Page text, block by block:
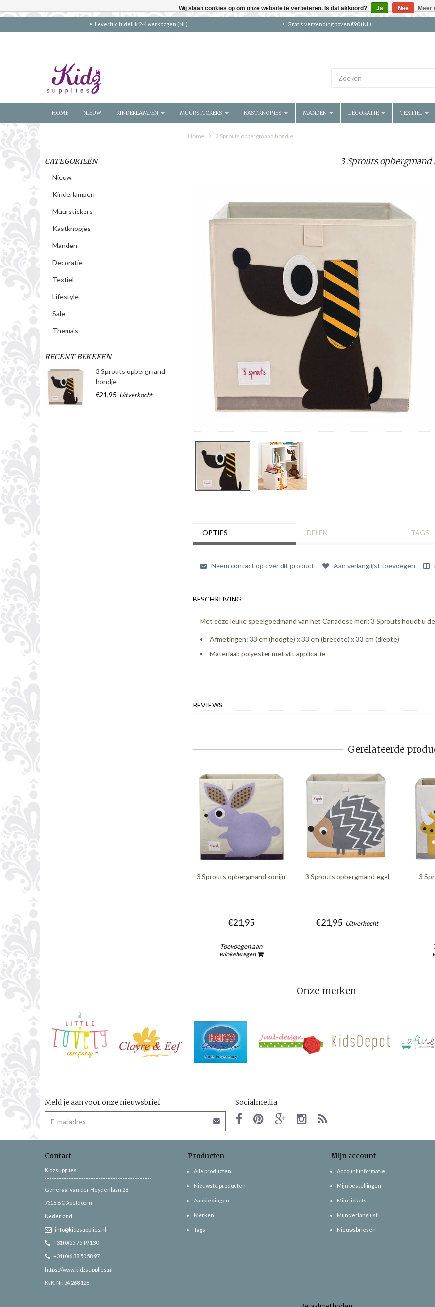
Levertijd tijdelijk 2-4 werkdagen (NL) Gratis verzending boven €90 (NL)
HOME NIEUW KINDERLAMPEN MUURSTICKERS KASTKNOPJES MANDEN DECORATIE TEXTIEL
Home 3 Sprouts opbergmand hondje
CATEGORIEËN
Nieuw
Kinderlampen
Muurstickers
Kastknopjes
Manden
Decoratie
Textiel
Lifestyle
Sale
Thema's
RECENT BEKEKEN
3 Sprouts opbergmand
hondje
€21,95 Uitverkocht
3 Sprouts opbergmand
OPTIES DELEN TAGS
Neem contact op over dit product Aan verlanglijst toevoegen
BESCHRIJVING
Met deze leuke speelgoedmand van het Canadese merk 3 Sprouts houdt u
Afmetingen: 33 cm (hoogte) x 33 cm (breedte) x 33 cm (diepte)
Materiaal: polyester met vilt applicatie
REVIEWS
Gerelateerde
3 Sprouts opbergmand konijn
€21,95
Toevoegen aan
winkelwagen
3 Sprouts opbergmand egel
€21,95 Uitverkocht
3
Onze merken
Meld je aan voor onze nieuwsbrief Socialmedia
Contact
Kidzsupplies
Generaal van der Heydenlaan 28
7316 BC Apeldoorn
Nederland
info@kidzsupplies.nl
+31(0)55 75 19 130
+31(0)6 38 50 58 97
https://www.kidzsupplies.nl
KvK. Nr. 34 268 126
Producten
Alle producten
Nieuwste producten
Aanbiedingen
Merken
Tags
Mijn account
Account informatie
Mijn bestellingen
Mijn tickets
Mijn verlanglijst
Nieuwsbrieven
Wij slaan cookies op om onze website te verbeteren. Is dat akkoord? Ja Nee Meer